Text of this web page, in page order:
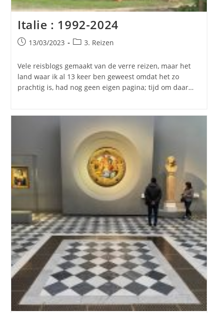
Italie : 1992-2024
Bericht
op:
13/03/2023 Berichtcategorie:
3. Reizen
Vele reisblogs gemaakt van de verre reizen, maar het
land waar ik al 13 keer ben geweest omdat het zo
prachtig is, had nog geen eigen pagina; tijd om daar…